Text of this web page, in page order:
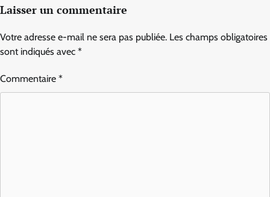
Laisser un commentaire
Votre adresse e-mail ne sera pas publiée. Les champs obligatoires
sont indiqués avec *
Commentaire *